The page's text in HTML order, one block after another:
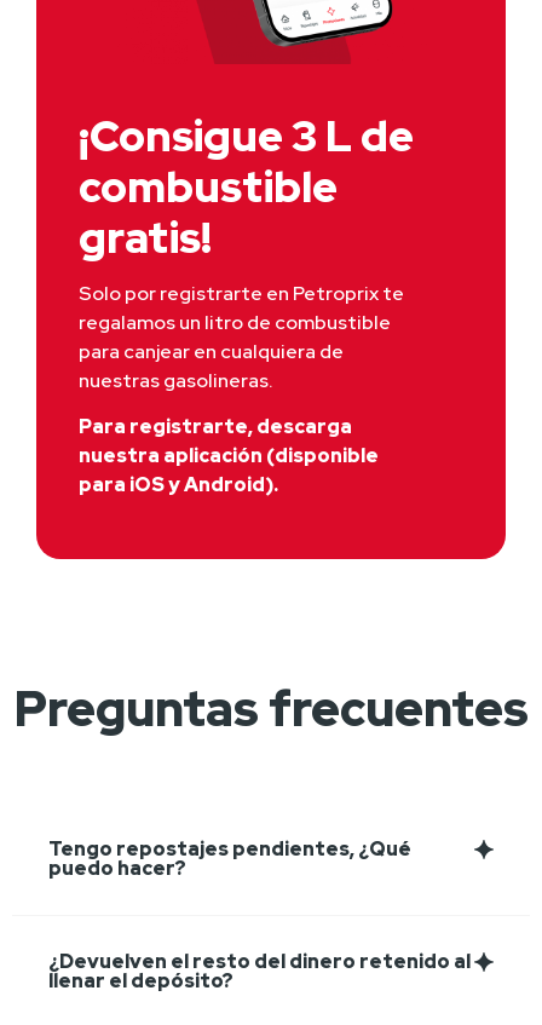
¡Consigue 3 L de
combustible
gratis!
Solo por registrarte en Petroprix te
regalamos un litro de combustible
para canjear en cualquiera de
nuestras gasolineras.
Para registrarte, descarga
nuestra aplicación (disponible
para iOS y Android).
Preguntas frecuentes
Tengo repostajes pendientes, ¿Qué
puedo hacer?
¿Devuelven el resto del dinero retenido al
llenar el depósito?